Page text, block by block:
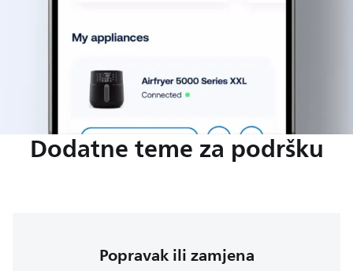
Dodatne teme za podršku
Popravak ili zamjena